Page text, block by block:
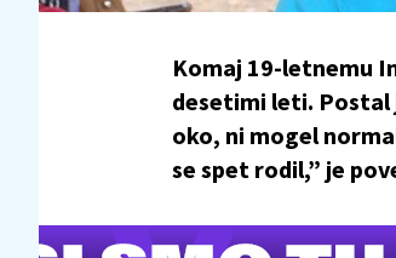
Komaj 19-letnemu
desetimi leti. Postal
oko, ni mogel
se spet rodil,” je